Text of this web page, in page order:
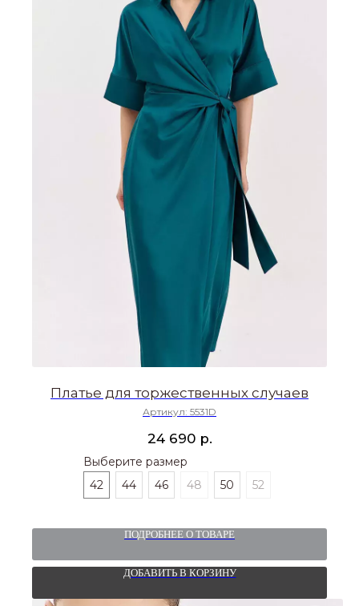
Платье для торжественных случаев
Артикул: 5531D
24 690 р.
Выберите размер
42
44 46 48 50 52
ПОДРОБНЕЕ О ТОВАРЕ
ДОБАВИТЬ В КОРЗИНУ